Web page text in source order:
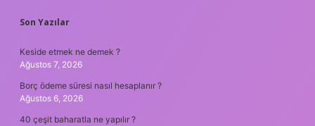
SIDEBAR
Son Yazılar
Keside etmek ne demek ?
Ağustos 7, 2026
Borç ödeme süresi nasıl hesaplanır ?
Ağustos 6, 2026
40 çeşit baharatla ne yapılır ?